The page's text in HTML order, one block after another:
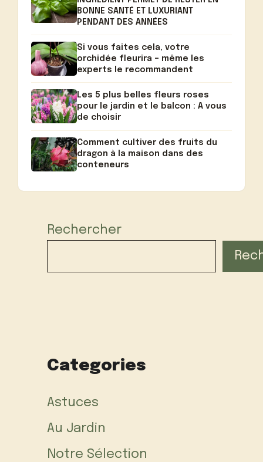
BONNE SANTÉ ET LUXURIANT
PENDANT DES ANNÉES
Si vous faites cela, votre
orchidée fleurira – même les
experts le recommandent
Les 5 plus belles fleurs roses
pour le jardin et le balcon : A vous
de choisir
Comment cultiver des fruits du
dragon à la maison dans des
conteneurs
Rechercher
Categories
Astuces
Au Jardin
Notre Sélection